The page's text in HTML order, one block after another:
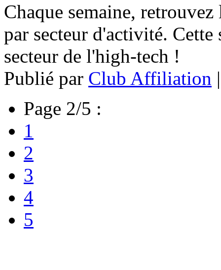
Chaque semaine,
par secteur d'activité. Cette
secteur de l'high-tech !
Publié par Club Affiliation
Page 2/5 :
1
2
3
4
5